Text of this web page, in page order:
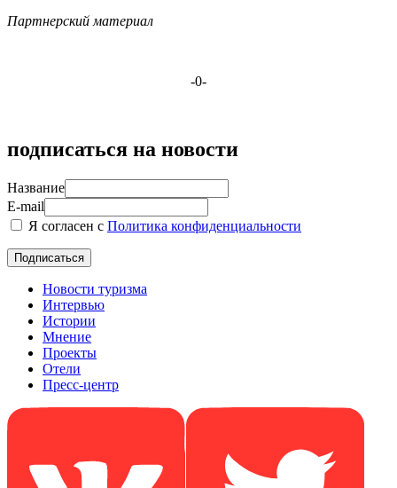
Партнерский материал
-0-
подписаться на новости
Название
E-mail
Я согласен с Политика конфиденциальности
Новости туризма
Интервью
Истории
Мнение
Проекты
Отели
Пресс-центр